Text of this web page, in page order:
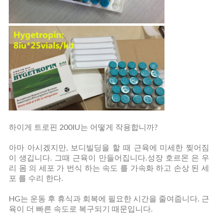
하이게 트로핀 200IU는 어떻게 작용합니까?
아마 아시겠지만, 보디빌딩을 할 때 근육에 미세한 찢어짐
이 생깁니다. 그때 근육이 만들어집니다.성장 호르몬 은 우
리 몸 의 세포 가 번식 하는 속도 를 가속화 하고 손상 된 세
포 를 수리 한다.
HG는 운동 후 휴식과 회복에 필요한 시간을 줄여줍니다. 근
육이 더 빠른 속도로 복구되기 때문입니다.